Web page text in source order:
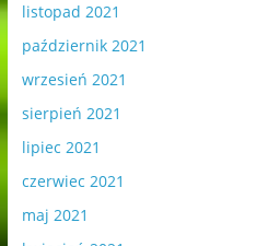
listopad 2021
październik 2021
wrzesień 2021
sierpień 2021
lipiec 2021
czerwiec 2021
maj 2021